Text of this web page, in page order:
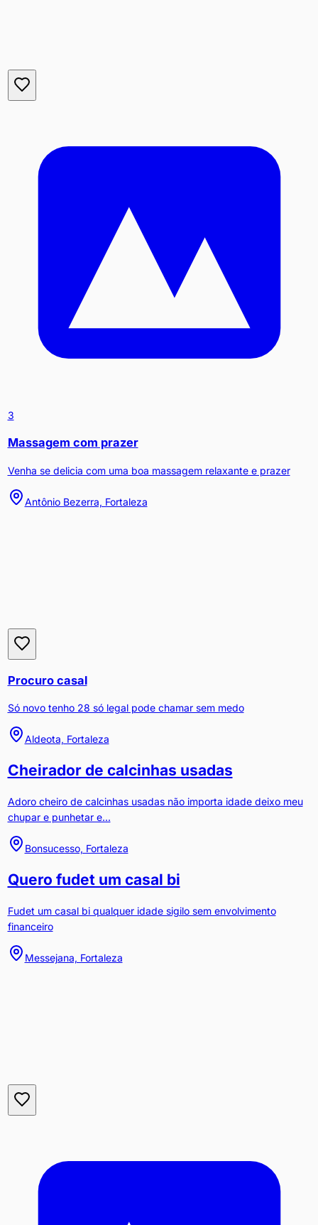
3
Massagem com prazer
Venha se delicia com uma boa massagem relaxante e prazer
Antônio Bezerra, Fortaleza
Procuro casal
Só novo tenho 28 só legal pode chamar sem medo
Aldeota, Fortaleza
Cheirador de calcinhas usadas
Adoro cheiro de calcinhas usadas não importa idade deixo meu
chupar e punhetar e...
Bonsucesso, Fortaleza
Quero fudet um casal bi
Fudet um casal bi qualquer idade sigilo sem envolvimento
financeiro
Messejana, Fortaleza